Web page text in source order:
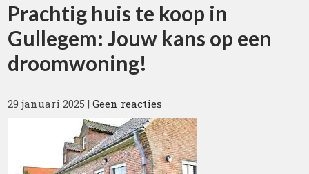
Prachtig huis te koop in
Gullegem: Jouw kans op een
droomwoning!
29 januari 2025 |Geen reacties